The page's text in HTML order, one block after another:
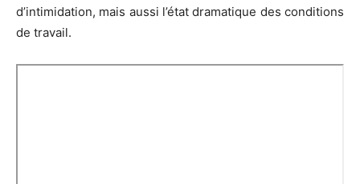
d’intimidation, mais aussi l’état dramatique des conditions
de travail.